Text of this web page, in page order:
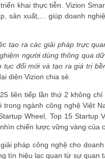
khai thực tiễn. Vizion
sản xuất,… giúp doanh
tạo ra các giải pháp trực
người dùng thông qua
tục đổi mới và tạo ra giá trị
diện Vizion chia sẻ.
liên tiếp lần thứ 2 không
trong ngành công nghệ Việt
Wheel
Top 15 Startup
chiến lược vững vàng của
pháp công nghệ cho
tín hiệu lạc quan từ sự quan